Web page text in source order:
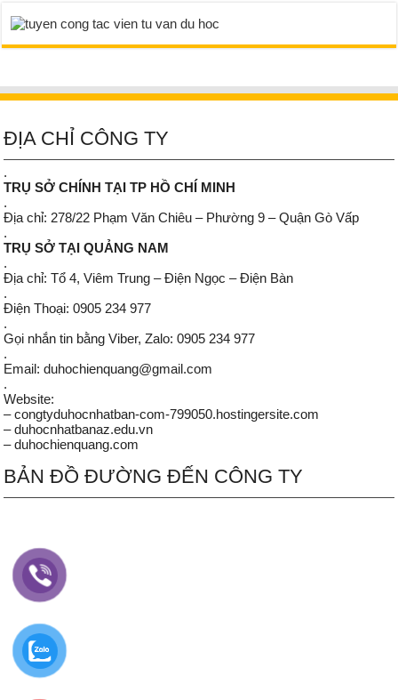
ĐỊA CHỈ CÔNG TY
.
TRỤ SỞ CHÍNH TẠI TP HỒ CHÍ MINH
.
Địa chỉ: 278/22 Phạm Văn Chiêu – Phường 9 – Quận Gò Vấp
.
TRỤ SỞ TẠI QUẢNG NAM
.
Địa chỉ: Tổ 4, Viêm Trung – Điện Ngọc – Điện Bàn
.
Điện Thoại: 0905 234 977
.
Gọi nhắn tin bằng Viber, Zalo: 0905 234 977
.
Email: duhochienquang@gmail.com
.
Website:
– congtyduhocnhatban-com-799050.hostingersite.com
– duhocnhatbanaz.edu.vn
– duhochienquang.com
BẢN ĐỒ ĐƯỜNG ĐẾN CÔNG TY